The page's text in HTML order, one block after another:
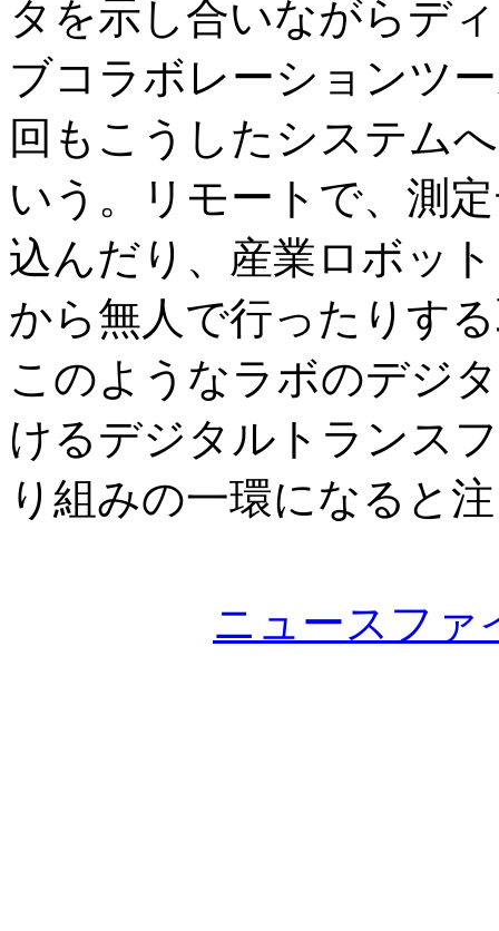
タを示し合いながらデ
ブコラボレーションツ
回もこうしたシステム
いう。リモートで、測
込んだり、産業ロボッ
から無人で行ったりす
このようなラボのデジ
けるデジタルトランス
り組みの一環になると
ニュースファ